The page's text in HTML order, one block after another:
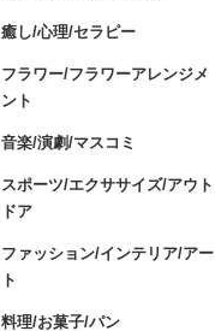
癒し/心理/セラピー
フラワー/フラワーアレンジメ
ント
音楽/演劇/マスコミ
スポーツ/エクササイズ/アウト
ドア
ファッション/インテリア/アー
ト
料理/お菓子/パン